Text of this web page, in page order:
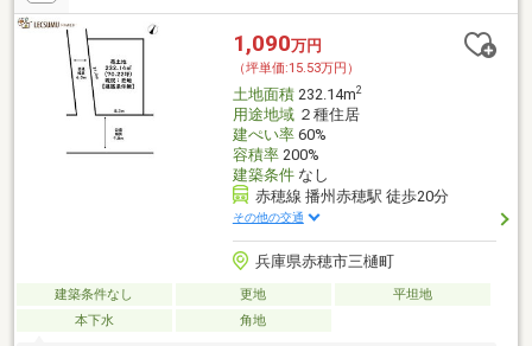
1,090万円
（坪単価:15.53万円）
土地面積232.14m2
用途地域２種住居
建ぺい率60%
容積率200%
建築条件なし
赤穂線 播州赤穂駅 徒歩20分
その他の交通
兵庫県赤穂市三樋町
建築条件なし 更地
平坦地
本下水
角地